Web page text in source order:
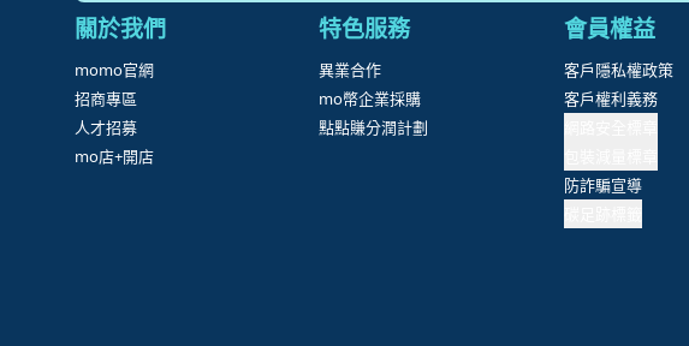
關於我們
momo官網
招商專區
人才招募
mo店+開店
特色服務
異業合作
mo幣企業採購
點點賺分潤計劃
會員權益
客戶隱私權政策
客戶權利義務
防詐騙宣導